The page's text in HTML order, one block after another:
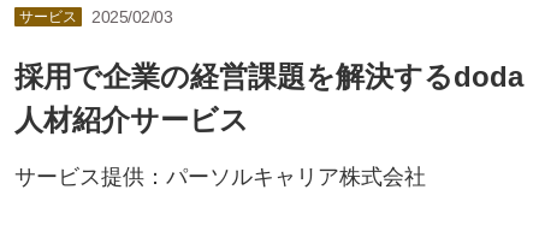
サービス 2025/02/03
採用で企業の経営課題を解決するdoda
人材紹介サービス
サービス提供：パーソルキャリア株式会社